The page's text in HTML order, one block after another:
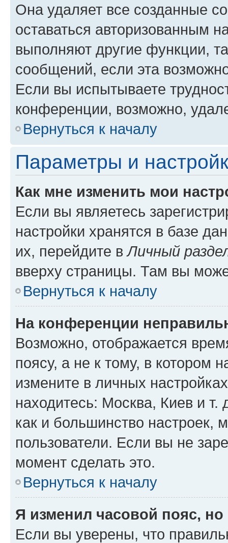
Она удаляет все созданные
оставаться авторизованным
выполняют другие функции,
сообщений, если эта
Если вы испытываете
конференции, возможно,
Вернуться к началу
Параметры и
Как мне изменить мои
Если вы являетесь
настройки хранятся в базе
их, перейдите вЛичный
вверху страницы. Там вы
Вернуться к началу
На конференции
Возможно, отображается
поясу, а не к тому, в котором
измените в личных
находитесь: Москва, Киев и т.
как и большинство настроек,
пользователи. Если вы не
момент сделать это.
Вернуться к началу
Я изменил часовой пояс,
Если вы уверены, что